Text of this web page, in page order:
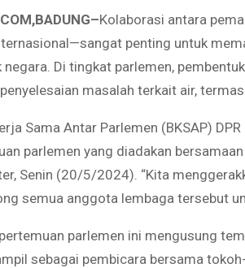
Kolaborasi antara
penting untuk
Di tingkat parlemen,
masalah terkait air,
Sama Antar Parlemen (BKSAP)
parlemen yang diadakan
Senin (20/5/2024). “Kita
semua anggota lembaga tersebut
parlemen ini mengusung
sebagai pembicara bersama